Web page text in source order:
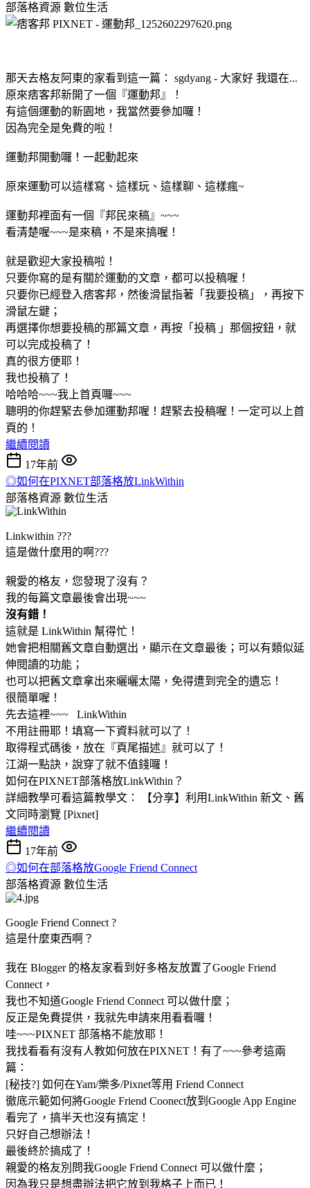
部落格資源 數位生活
那天去格友阿東的家看到這一篇： sgdyang - 大家好 我還在...
原來痞客邦新開了一個『運動邦』！
有這個運動的新園地，我當然要參加囉！
因為完全是免費的啦！
運動邦開動囉！一起動起來
原來運動可以這樣寫、這樣玩、這樣聊、這樣瘋~
運動邦裡面有一個『邦民來稿』~~~
看清楚喔~~~是來稿，不是來搞喔！
就是歡迎大家投稿啦！
只要你寫的是有關於運動的文章，都可以投稿喔！
只要你已經登入痞客邦，然後滑鼠指著「我要投稿」，再按下
滑鼠左鍵；
再選擇你想要投稿的那篇文章，再按「投稿 」那個按鈕，就
可以完成投稿了！
真的很方便耶！
我也投稿了！
哈哈哈~~~我上首頁囉~~~
聰明的你趕緊去參加運動邦喔！趕緊去投稿喔！一定可以上首
頁的！
繼續閱讀
17年前
◎如何在PIXNET部落格放LinkWithin
部落格資源 數位生活
Linkwithin ???
這是做什麼用的啊???
親愛的格友，您發現了沒有？
我的每篇文章最後會出現~~~
沒有錯！
這就是 LinkWithin 幫得忙！
她會把相關舊文章自動選出，顯示在文章最後；可以有類似延
伸閱讀的功能；
也可以把舊文章拿出來曬曬太陽，免得遭到完全的遺忘！
很簡單喔！
先去這裡~~~ LinkWithin
不用註冊耶！填寫一下資料就可以了！
取得程式碼後，放在『頁尾描述』就可以了！
江湖一點訣，說穿了就不值錢囉！
如何在PIXNET部落格放LinkWithin？
詳細教學可看這篇教學文： 【分享】利用LinkWithin 新文、舊
文同時瀏覽 [Pixnet]
繼續閱讀
17年前
◎如何在部落格放Google Friend Connect
部落格資源 數位生活
Google Friend Connect ?
這是什麼東西啊？
我在 Blogger 的格友家看到好多格友放置了Google Friend
Connect，
我也不知道Google Friend Connect 可以做什麼；
反正是免費提供，我就先申請來用看看囉！
哇~~~PIXNET 部落格不能放耶！
我找看看有沒有人教如何放在PIXNET！有了~~~參考這兩
篇：
[秘技?] 如何在Yam/樂多/Pixnet等用 Friend Connect
徹底示範如何將Google Friend Coonect放到Google App Engine
看完了，搞半天也沒有搞定！
只好自己想辦法！
最後終於搞成了！
親愛的格友別問我Google Friend Connect 可以做什麼；
因為我只是想盡辦法把它放到我格子上而已！